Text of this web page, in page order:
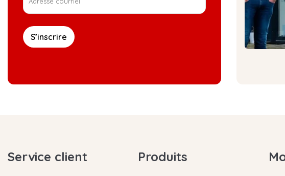
S’inscrire
Service client Produits